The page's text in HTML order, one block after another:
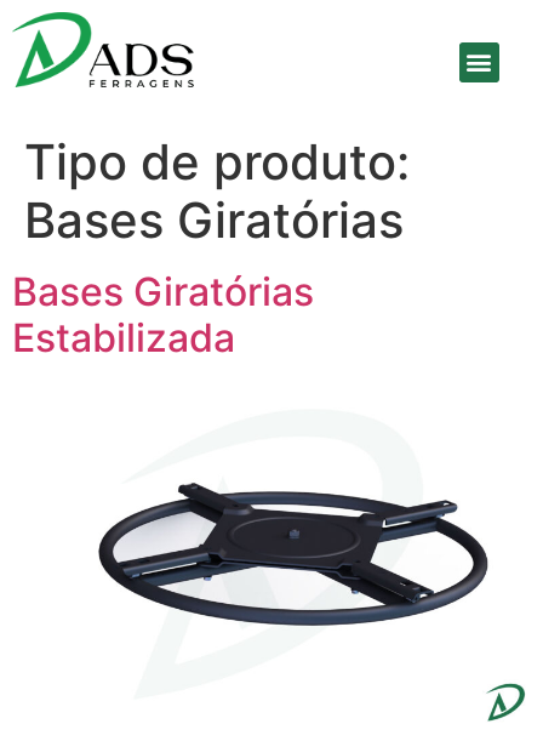
Tipo de produto:
Bases Giratórias
Bases Giratórias
Estabilizada